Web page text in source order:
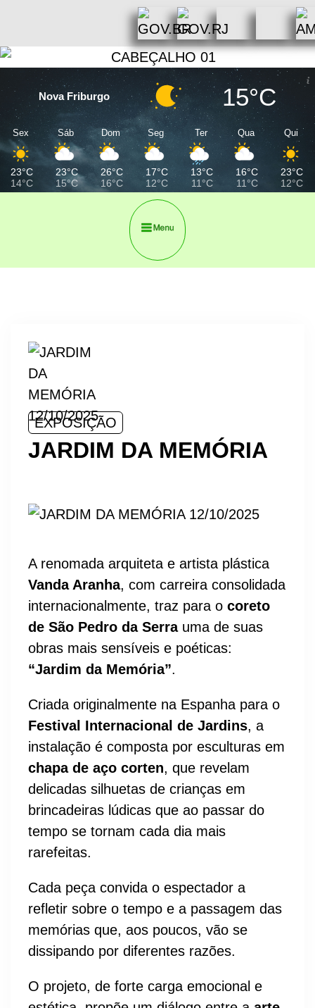
Nova Friburgo 15°C
Sex
23°C
14°C
Sáb
23°C
15°C
Dom
26°C
16°C
Seg
17°C
12°C
Ter
13°C
11°C
Qua
16°C
11°C
Qui
23°C
12°C
EXPOSIÇÃO
JARDIM DA MEMÓRIA
A renomada arquiteta e artista plástica
Vanda Aranha, com carreira consolidada
internacionalmente, traz para o coreto
de São Pedro da Serrauma de suas
obras mais sensíveis e poéticas:
“Jardim da Memória”.
Criada originalmente na Espanha para o
Festival Internacional de Jardins, a
instalação é composta por esculturas em
chapa de aço corten, que revelam
delicadas silhuetas de crianças em
brincadeiras lúdicas que ao passar do
tempo se tornam cada dia mais
rarefeitas.
Cada peça convida o espectador a
refletir sobre o tempo e a passagem das
memórias que, aos poucos, vão se
dissipando por diferentes razões.
O projeto, de forte carga emocional e